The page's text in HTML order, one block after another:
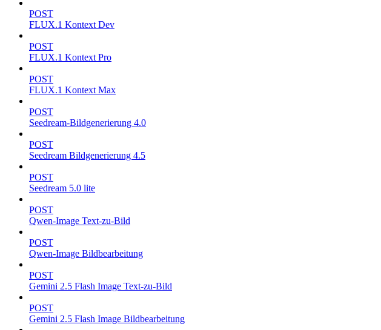
POST
FLUX.1 Kontext Dev
POST
FLUX.1 Kontext Pro
POST
FLUX.1 Kontext Max
POST
Seedream-Bildgenerierung 4.0
POST
Seedream Bildgenerierung 4.5
POST
Seedream 5.0 lite
POST
Qwen-Image Text-zu-Bild
POST
Qwen-Image Bildbearbeitung
POST
Gemini 2.5 Flash Image Text-zu-Bild
POST
Gemini 2.5 Flash Image Bildbearbeitung